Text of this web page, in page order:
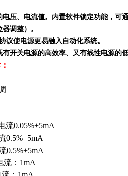
压、电流值。内置软件锁定功能，可
调整）。
使电源更易融入自动化系统。
有开关电源的高效率、又有线性电源的低
流0.05%+5mA
0.5%+5mA
0.5%+5mA
流：1mA
流：1mA